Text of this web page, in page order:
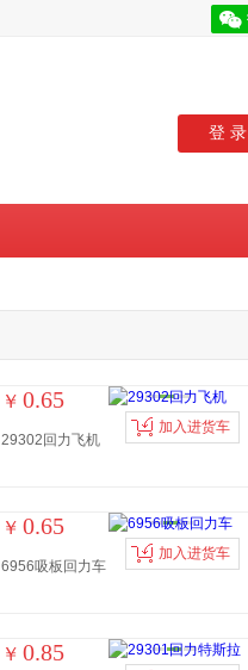
登 录
￥ 0.65
加入进货车
29302回力飞机
￥ 0.65
加入进货车
6956吸板回力车
￥ 0.85